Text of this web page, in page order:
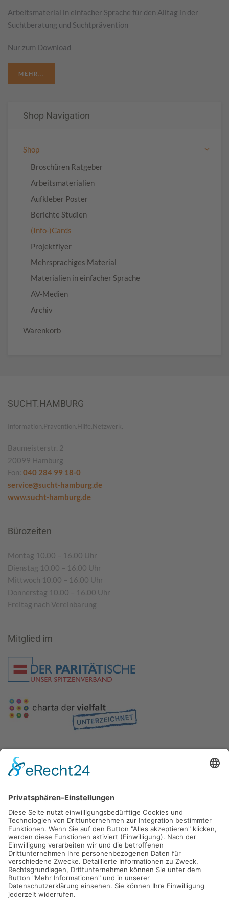
Arbeitsmaterial in einfacher Sprache für den Alltag in der
Suchtberatung und Suchtprävention
Nur zum Download
MEHR...
Shop Navigation
Shop
Broschüren Ratgeber
Arbeitsmaterialien
Aufkleber Poster
Berichte Studien
(Info-)Cards
Projektflyer
Mehrsprachiges Material
Materialien in einfacher Sprache
AV-Medien
Archiv
Warenkorb
SUCHT.HAMBURG
Information.Prävention.Hilfe.Netzwerk.
Baumeisterstr. 2
20099 Hamburg
Fon: 040 284 99 18-0
service@sucht-hamburg.de
www.sucht-hamburg.de
Bürozeiten
Montag 10.00 – 16.00 Uhr
Dienstag 10.00 – 16.00 Uhr
Mittwoch 10.00 – 16.00 Uhr
Donnerstag 10.00 – 16.00 Uhr
Freitag nach Vereinbarung
Mitglied im
Gefördert durch die
Freie und Hansestadt Hamburg